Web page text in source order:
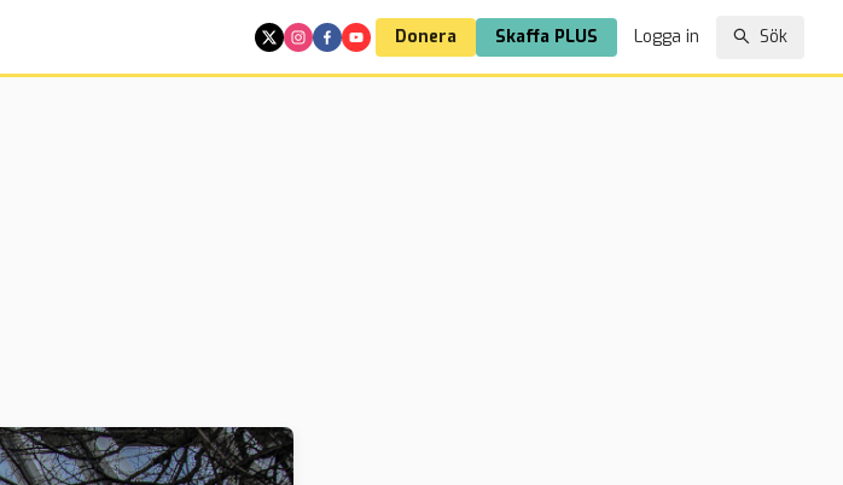
Donera Skaffa PLUS Logga in Sök